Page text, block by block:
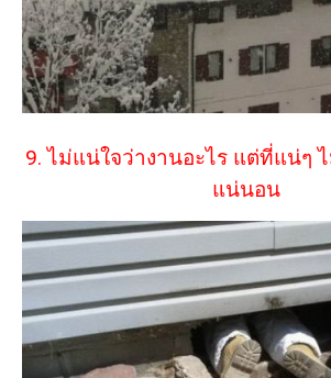
9. ไม่แน่ใจว่างานอะไร แต่ที่แน่ๆ
แน่นอน